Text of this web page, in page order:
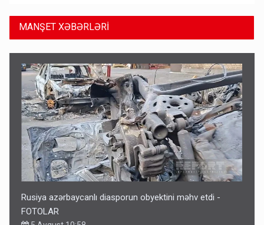
MANŞET XƏBƏRLƏRİ
Rusiya azərbaycanlı diasporun obyektini məhv etdi -
FOTOLAR